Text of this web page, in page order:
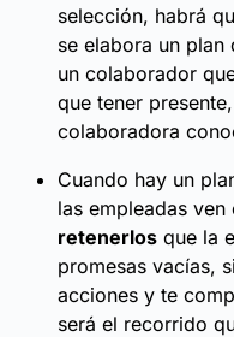
selección, habrá
se elabora un
un colaborador
que tener
colaboradora
Cuando hay un
las empleadas
retenerlos que la
promesas vacías,
acciones y te
será el recorrido